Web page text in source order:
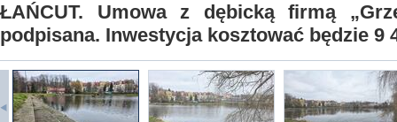
ŁAŃCUT. Umowa z dębicką firmą
podpisana. Inwestycja kosztować będzie 9